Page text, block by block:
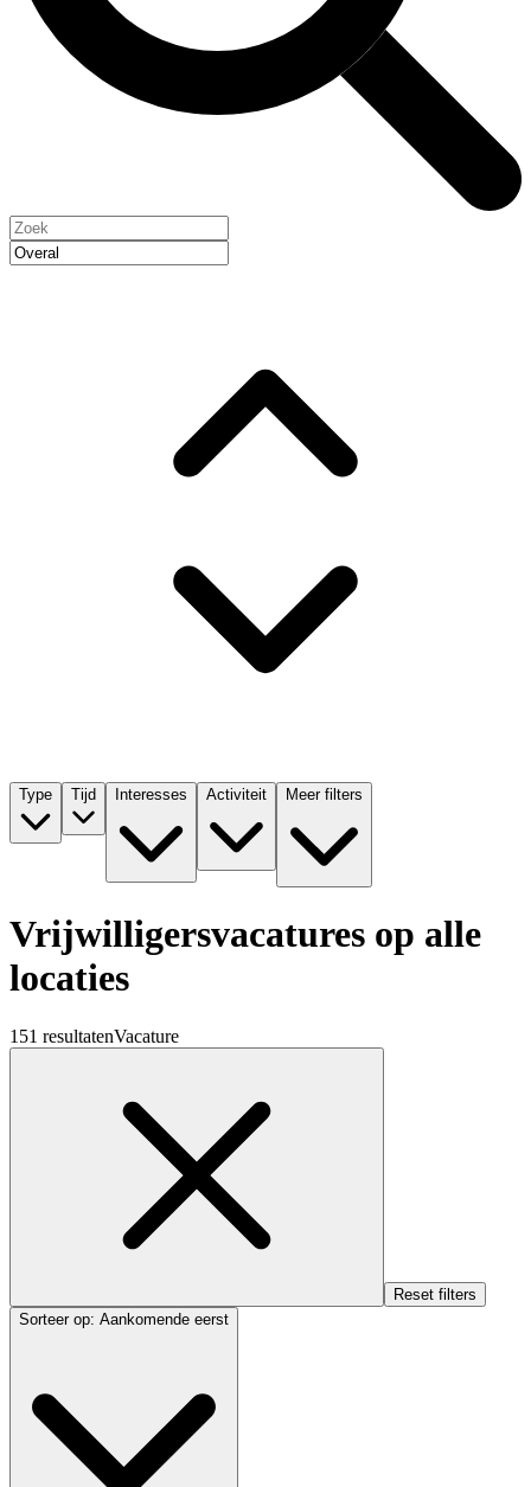
Type Tijd Interesses Activiteit Meer filters
Vrijwilligersvacatures op alle
locaties
151 resultatenVacature
Reset filters
Sorteer op: Aankomende eerst